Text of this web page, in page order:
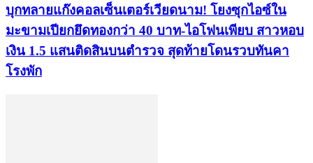
บุกทลายแก๊งคอลเซ็นเตอร์เวียดนาม! โยงซุกไอซ์ใน
มะขามเปียกยึดทองกว่า 40 บาท-ไอโฟนเพียบ สาวหอบ
เงิน 1.5 แสนติดสินบนตำรวจ สุดท้ายโดนรวบทันคา
โรงพัก